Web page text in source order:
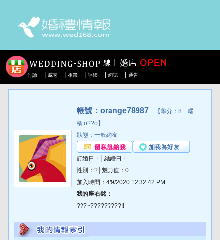
討論 威秀 相簿 評鑑 網誌 通告
帳號：orange78987 【學分：8 暱
稱:o??o】
狀態：一般網友
訂婚日：│結婚日：
性別：?│魅力值：0
加入時間：4/9/2020 12:32:42 PM
我的座右銘：
???~?????????!!